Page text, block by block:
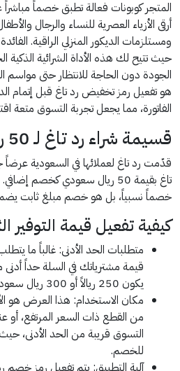
المتجر كوبونات فعالة تطبق خصماً
أرقى الأزياء العصرية للنساء والرجال
ومستلزمات الديكور المنزلي الراقية.
حيث تتيح لك هذه الأداة الشرائية
الجودة دون الحاجة للانتظار حتى
هو تفعيل رمز تخفيض رد تاغ قبل إتمام
الفاتورة، مما يجعل تجربة التسوق متعة
قسيمة شراء رد تاغ لـ 50 ريال إضافية
قدّمت رد تاغ لعملائها في السعودية
تاغ بقيمة 50 ريال سعودي كخصم
خصماً نسبياً، بل هو خصم مبلغ ثابت
كيفية تفعيل قيمة التوفير الثابتة
متطلبات الحد الأدنى: غالباً ما
قيمة مشترياتك في السلة حداً أدنى
يكون 250 ريالاً أو 300 ريال سعودي.
مكان الاستخدام: هذا العرض هو
من القطع ذات السعر المرتفع، أو
التسوق قريبة من الحد الأدنى، حيث
للخصم.